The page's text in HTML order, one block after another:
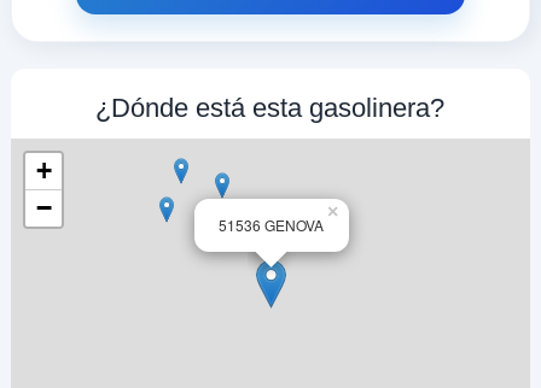
EUROPAM SRL
a 0.58 Km
GENOVA,
a 0.63 Km
Via Posalunga 46 A R
¿Dónde está esta gasolinera?
51536 GENOVA
×
+
−